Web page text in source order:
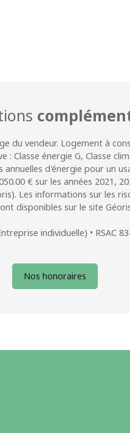
du vendeur. Logement à
: Classe énergie G, Classe
annuelles d'énergie pour un
€ sur les années 2021,
Les informations sur les
disponibles sur le site
individuelle) • RSAC
Nos honoraires